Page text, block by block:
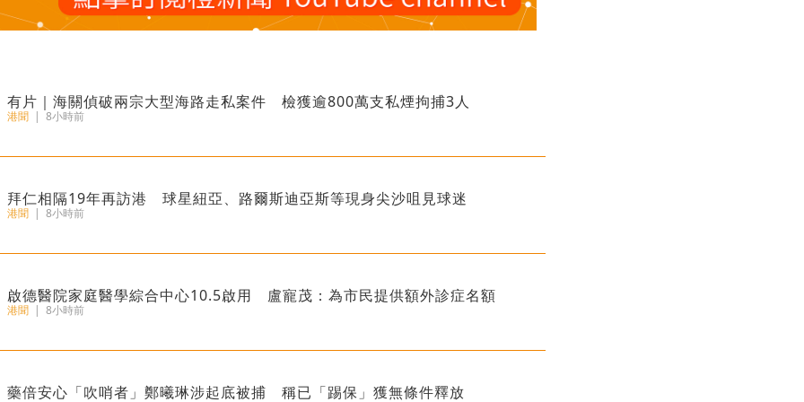
有片｜海關偵破兩宗大型海路走私案件 檢獲逾800萬支私煙拘捕3人
港聞 | 8小時前
拜仁相隔19年再訪港 球星紐亞、路爾斯迪亞斯等現身尖沙咀見球迷
港聞 | 8小時前
啟德醫院家庭醫學綜合中心10.5啟用 盧寵茂：為市民提供額外診症名額
港聞 | 8小時前
藥倍安心「吹哨者」鄭曦琳涉起底被捕 稱已「踢保」獲無條件釋放